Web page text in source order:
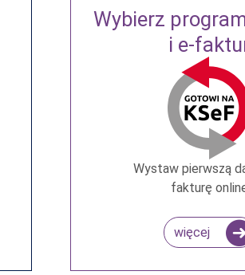
Wybierz
i e-
Wystaw pierwszą
fakturę
więcej